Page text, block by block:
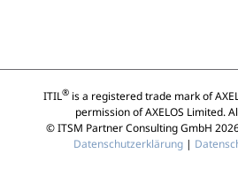
ITIL®is a registered trade mark of
permission of AXELOS Limited.
© ITSM Partner Consulting GmbH
Datenschutzerklärung |